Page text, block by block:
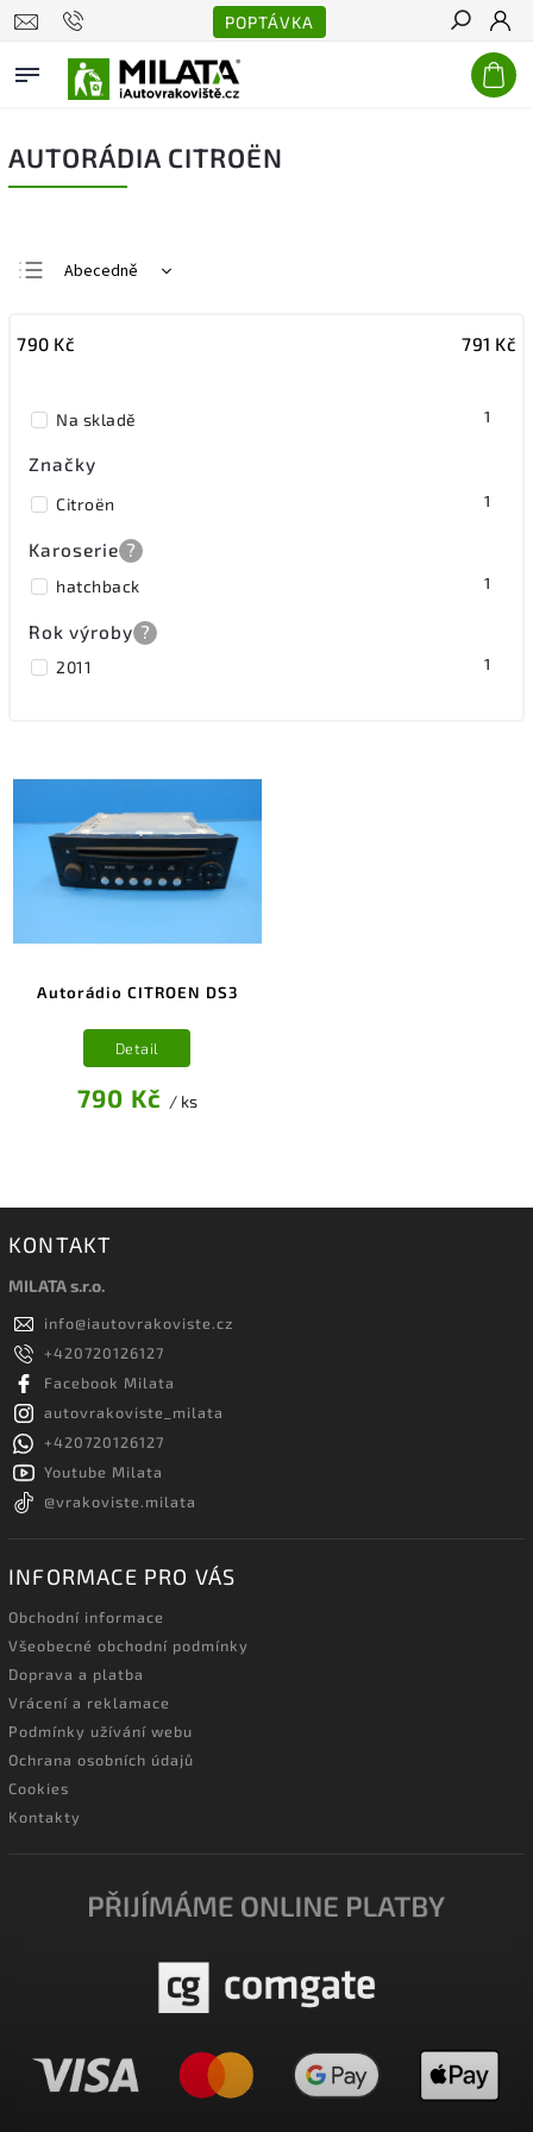
POPTÁVKA
Hledat
AUTORÁDIA CITROËN
Abecedně
Nejdražší
790 Kč 791 Kč
Na skladě 1
Značky
Citroën 1
Karoserie ?
hatchback 1
Rok výroby ?
2011 1
Autorádio CITROEN DS3
790 Kč / ks
Detail
KONTAKT
MILATA s.r.o.
info@iautovrakoviste.cz
+420720126127
Facebook Milata
autovrakoviste_milata
+420720126127
Youtube Milata
@vrakoviste.milata
INFORMACE PRO VÁS
Obchodní informace
Všeobecné obchodní podmínky
Doprava a platba
Vrácení a reklamace
Podmínky užívání webu
Ochrana osobních údajů
Cookies
Kontakty